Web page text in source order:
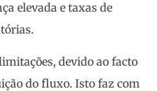
elevada e taxas de
devido ao facto
do fluxo. Isto faz com